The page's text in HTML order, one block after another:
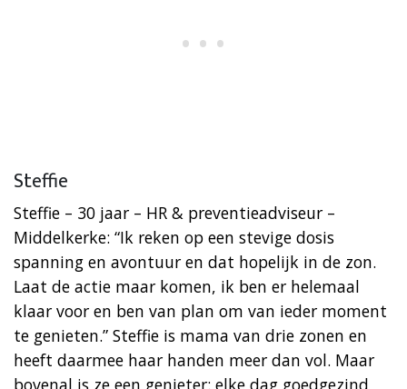
Steffie
Steffie – 30 jaar – HR & preventieadviseur –
Middelkerke: “Ik reken op een stevige dosis
spanning en avontuur en dat hopelijk in de zon.
Laat de actie maar komen, ik ben er helemaal
klaar voor en ben van plan om van ieder moment
te genieten.” Steffie is mama van drie zonen en
heeft daarmee haar handen meer dan vol. Maar
bovenal is ze een genieter: elke dag goedgezind